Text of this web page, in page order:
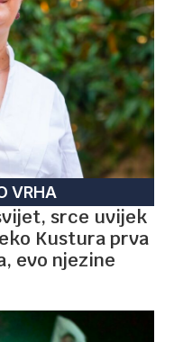
VRHA
srce uvijek
Kustura prva
evo njezine